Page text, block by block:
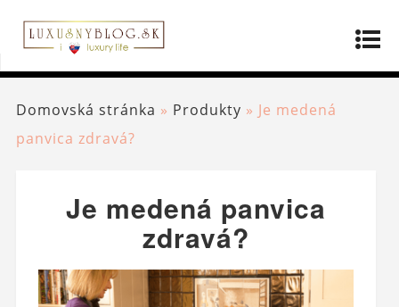
Domovská stránka » Produkty » Je medená
panvica zdravá?
Je medená panvica
zdravá?